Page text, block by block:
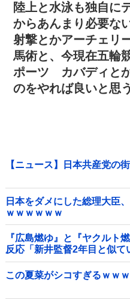
陸上と水泳も独自に
からあんまり必要な
射撃とかアーチェリ
馬術と、今現在五輪
ポーツ カバディと
のをやれば良いと思う
【ニュース】日本共産党の
日本をダメにした総理大臣
ｗｗｗｗｗｗ
『広島燃ゆ』と『ヤクルト
反応「新井監督2年目と似て
この夏菜がシコすぎるｗｗ